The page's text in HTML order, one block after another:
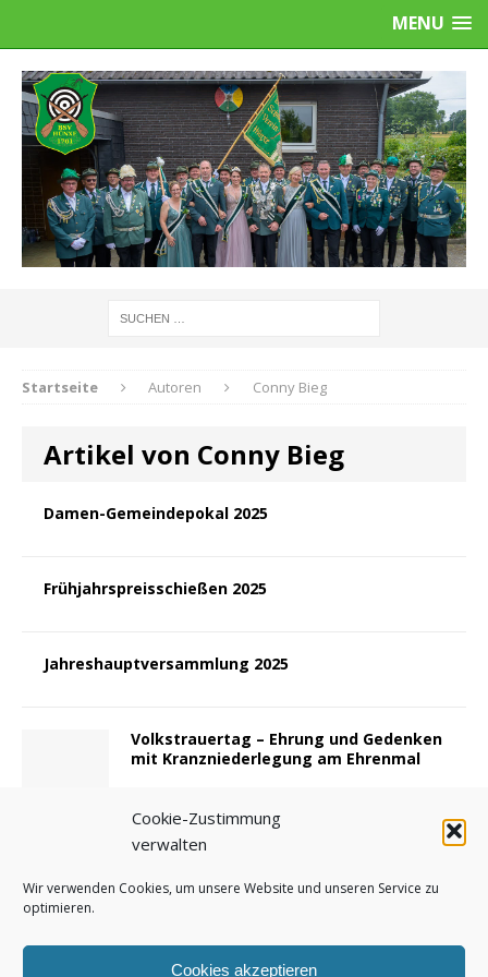
Cookie-Zustimmung
verwalten
Wir verwenden Cookies, um unsere Website und unseren Service zu
optimieren.
Cookies akzeptieren
MENU
Startseite Autoren Conny Bieg
Artikel von Conny Bieg
Damen-Gemeindepokal 2025
Frühjahrspreisschießen 2025
Jahreshauptversammlung 2025
Volkstrauertag – Ehrung und Gedenken
mit Kranzniederlegung am Ehrenmal
Crowdfunding – Schützenfest 2024